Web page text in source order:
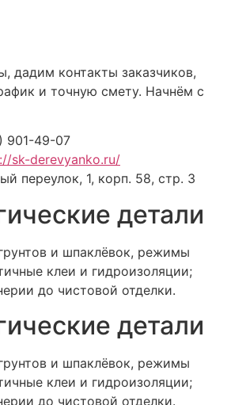
дадим контакты заказчиков,
и точную смету. Начнём с
901-49-07
sk-derevyanko.ru/
переулок, 1, корп. 58, стр. 3
детали
и шпаклёвок, режимы
клеи и гидроизоляции;
до чистовой отделки.
детали
и шпаклёвок, режимы
клеи и гидроизоляции;
до чистовой отделки.